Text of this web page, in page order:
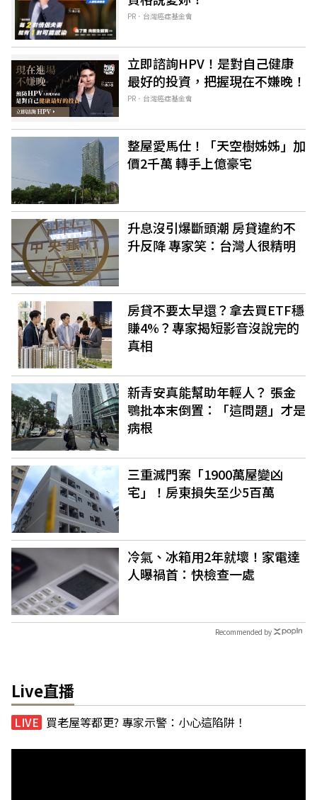
PR．台灣癌症基金會
立即諮詢HPV！是對自己健康
最好的投資，把握現在不嫌晚！
PR．台灣癌症基金會
整屋愛馬仕！「天空樹姊姊」加
價2千萬 轉手上億豪宅
升息沒引爆斷頭潮 房貸違約不
升反降 專家笑：台灣人很精明
房貸不要太早還？拿去買ETF穩
賺4%？專家揭短影音沒說完的
真相
新青安真能幫助年輕人？ 張金
鶚批本末倒置：「這問題」才是
病根
三重滅門案「1900萬屋變凶
宅」！房東損失至少5百萬
冷氣、冰箱用2年就壞！家電達
人曝禍首：快檢查一處
Recommended by
Live直播
買老屋等都更? 專家示警：小心這陷阱！